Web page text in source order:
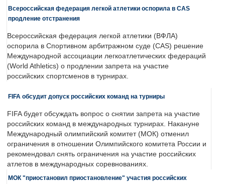
Всероссийская федерация легкой атлетики оспорила в CAS
продление отстранения
Всероссийская федерация легкой атлетики (ВФЛА)
оспорила в Спортивном арбитражном суде (CAS) решение
Международной ассоциации легкоатлетических федераций
(World Athletics) о продлении запрета на участие
российских спортсменов в турнирах.
FIFA обсудит допуск российских команд на турниры
FIFA будет обсуждать вопрос о снятии запрета на участие
российских команд в международных турнирах. Накануне
Международный олимпийский комитет (МОК) отменил
ограничения в отношении Олимпийского комитета России и
рекомендовал снять ограничения на участие российских
атлетов в международных соревнованиях.
МОК "приостановил приостановление" участия российских